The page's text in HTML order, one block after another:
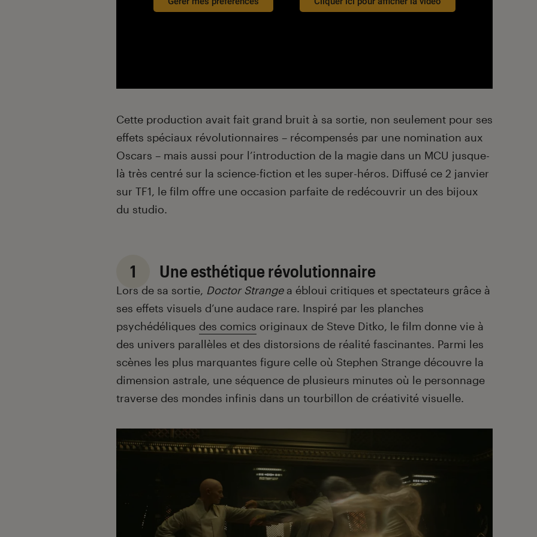
Cette production avait fait grand bruit à sa sortie, non seulement pour ses
effets spéciaux révolutionnaires – récompensés par une nomination aux
Oscars – mais aussi pour l’introduction de la magie dans un MCU jusque-
là très centré sur la science-fiction et les super-héros. Diffusé ce 2 janvier
sur TF1, le film offre une occasion parfaite de redécouvrir un des bijoux
du studio.
1 Une esthétique révolutionnaire
Lors de sa sortie, Doctor Strangea ébloui critiques et spectateurs grâce à
ses effets visuels d’une audace rare. Inspiré par les planches
psychédéliques des comics originaux de Steve Ditko, le film donne vie à
des univers parallèles et des distorsions de réalité fascinantes. Parmi les
scènes les plus marquantes figure celle où Stephen Strange découvre la
dimension astrale, une séquence de plusieurs minutes où le personnage
traverse des mondes infinis dans un tourbillon de créativité visuelle.